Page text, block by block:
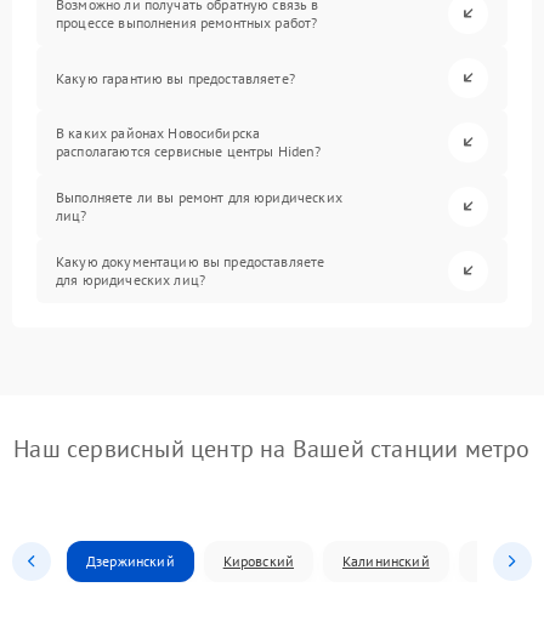
Возможно ли получать обратную связь в
процессе выполнения ремонтных работ?
Какую гарантию вы предоставляете?
В каких районах Новосибирска
располагаются сервисные центры Hiden?
Выполняете ли вы ремонт для юридических
лиц?
Какую документацию вы предоставляете
для юридических лиц?
Наш сервисный центр на Вашей станции метро
Дзержинский Кировский Калининский